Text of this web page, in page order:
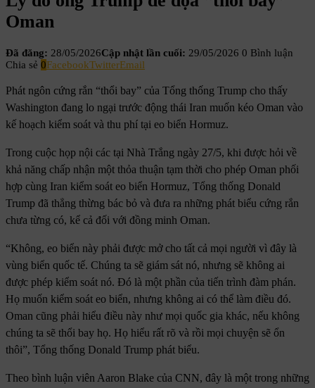
Oman
Đã đăng: 28/05/2026Cập nhật lần cuối: 29/05/2026 0 Bình luận
Chia sẻ 0FacebookTwitterEmail
Phát ngôn cứng rắn “thổi bay” của Tổng thống Trump cho thấy
Washington đang lo ngại trước động thái Iran muốn kéo Oman vào
kế hoạch kiểm soát và thu phí tại eo biển Hormuz.
Trong cuộc họp nội các tại Nhà Trắng ngày 27/5, khi được hỏi về
khả năng chấp nhận một thỏa thuận tạm thời cho phép Oman phối
hợp cùng Iran kiểm soát eo biển Hormuz, Tổng thống Donald
Trump đã thẳng thừng bác bỏ và đưa ra những phát biểu cứng rắn
chưa từng có, kể cả đối với đồng minh Oman.
“Không, eo biển này phải được mở cho tất cả mọi người vì đây là
vùng biển quốc tế. Chúng ta sẽ giám sát nó, nhưng sẽ không ai
được phép kiểm soát nó. Đó là một phần của tiến trình đàm phán.
Họ muốn kiểm soát eo biển, nhưng không ai có thể làm điều đó.
Oman cũng phải hiểu điều này như mọi quốc gia khác, nếu không
chúng ta sẽ thổi bay họ. Họ hiểu rất rõ và rồi mọi chuyện sẽ ổn
thôi”, Tổng thống Donald Trump phát biểu.
Theo bình luận viên Aaron Blake của CNN, đây là một trong những